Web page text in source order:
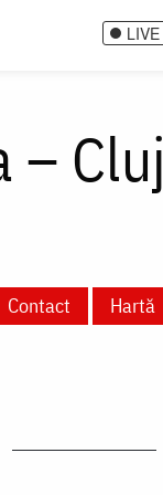
LIVE
– Cluj
Contact Hartă